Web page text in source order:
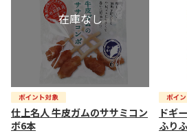
仕上名人 牛皮ガムのササミコン
ボ6本
ドギ
ふり